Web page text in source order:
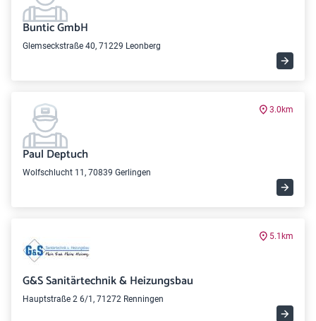
Buntic GmbH
Glemseckstraße 40, 71229 Leonberg
3.0km
Paul Deptuch
Wolfschlucht 11, 70839 Gerlingen
5.1km
G&S Sanitärtechnik & Heizungsbau
Hauptstraße 2 6/1, 71272 Renningen